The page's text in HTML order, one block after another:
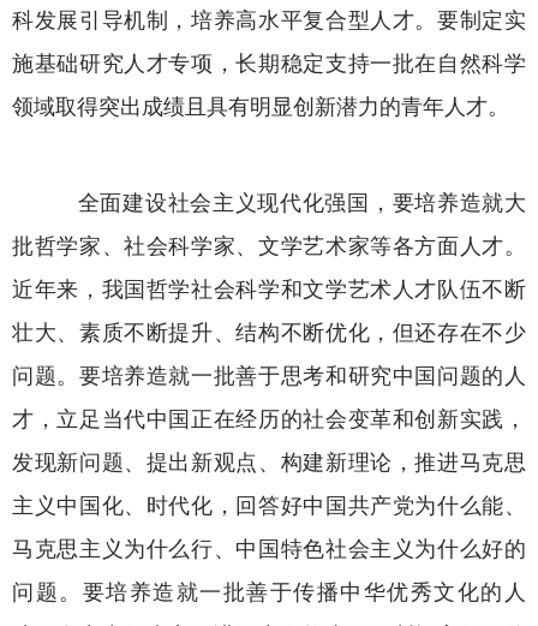
科发展引导机制，培养高水平复合型人才。要制定实
施基础研究人才专项，长期稳定支持一批在自然科学
领域取得突出成绩且具有明显创新潜力的青年人才。
全面建设社会主义现代化强国，要培养造就大
批哲学家、社会科学家、文学艺术家等各方面人才。
近年来，我国哲学社会科学和文学艺术人才队伍不断
壮大、素质不断提升、结构不断优化，但还存在不少
问题。要培养造就一批善于思考和研究中国问题的人
才，立足当代中国正在经历的社会变革和创新实践，
发现新问题、提出新观点、构建新理论，推进马克思
主义中国化、时代化，回答好中国共产党为什么能、
马克思主义为什么行、中国特色社会主义为什么好的
问题。要培养造就一批善于传播中华优秀文化的人